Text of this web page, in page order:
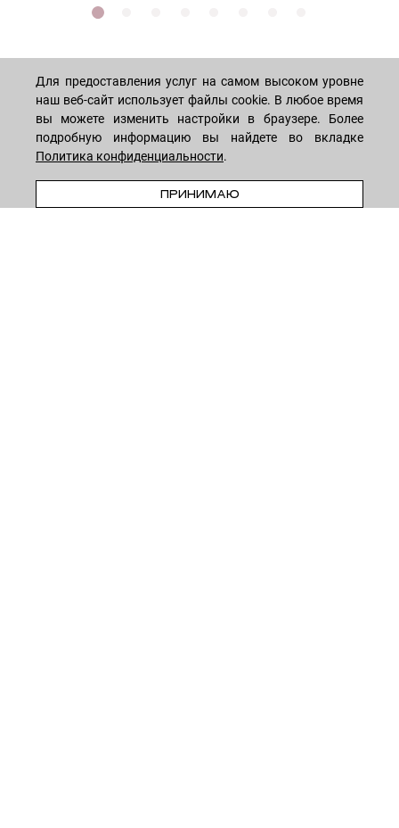
В КОРЗИНУ
МАГАЗИН
Лицо
Мужчинам
Тело
ПОКУПАТЕЛЯМ
Способы оплаты
Для предоставления услуг на самом высоком уровне
наш веб-сайт использует файлы cookie. В любое время
вы можете изменить настройки в браузере. Более
подробную информацию вы найдете во вкладке
Политика конфиденциальности.
ПРИНИМАЮ